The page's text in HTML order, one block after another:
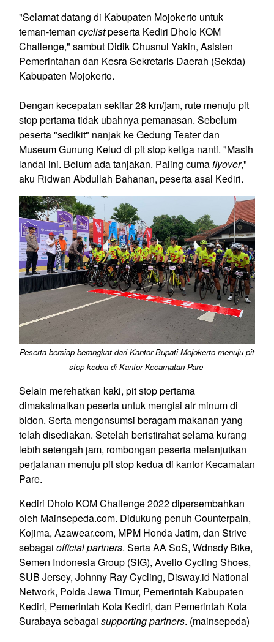
"Selamat datang di Kabupaten Mojokerto untuk
teman-teman cyclistpeserta Kediri Dholo KOM
Challenge," sambut Didik Chusnul Yakin, Asisten
Pemerintahan dan Kesra Sekretaris Daerah (Sekda)
Kabupaten Mojokerto.
Dengan kecepatan sekitar 28 km/jam, rute menuju pit
stop pertama tidak ubahnya pemanasan. Sebelum
peserta "sedikit" nanjak ke Gedung Teater dan
Museum Gunung Kelud di pit stop ketiga nanti. "Masih
landai ini. Belum ada tanjakan. Paling cumaflyover,"
aku Ridwan Abdullah Bahanan, peserta asal Kediri.
Peserta bersiap berangkat dari Kantor Bupati Mojokerto menuju pit
stop kedua di Kantor Kecamatan Pare
Selain merehatkan kaki, pit stop pertama
dimaksimalkan peserta untuk mengisi air minum di
bidon. Serta mengonsumsi beragam makanan yang
telah disediakan. Setelah beristirahat selama kurang
lebih setengah jam, rombongan peserta melanjutkan
perjalanan menuju pit stop kedua di kantor Kecamatan
Pare.
Kediri Dholo KOM Challenge 2022 dipersembahkan
oleh Mainsepeda.com. Didukung penuh Counterpain,
Kojima, Azawear.com, MPM Honda Jatim, dan Strive
sebagai official partners. Serta AA SoS, Wdnsdy Bike,
Semen Indonesia Group (SIG), Avelio Cycling Shoes,
SUB Jersey, Johnny Ray Cycling, Disway.id National
Network, Polda Jawa Timur, Pemerintah Kabupaten
Kediri, Pemerintah Kota Kediri, dan Pemerintah Kota
Surabaya sebagai supporting partners. (mainsepeda)